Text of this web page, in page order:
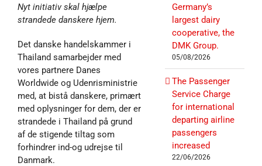
Nyt initiativ skal hjælpe
strandede danskere hjem.
Det danske handelskammer i
Thailand samarbejder med
vores partnere Danes
Worldwide og Udenrisministrie
med, at bistå danskere, primært
med oplysninger for dem, der er
strandede i Thailand på grund
af de stigende tiltag som
forhindrer ind-og udrejse til
Danmark.
Germany’s
largest dairy
cooperative, the
DMK Group.
05/08/2026
The Passenger
Service Charge
for international
departing airline
passengers
increased
22/06/2026